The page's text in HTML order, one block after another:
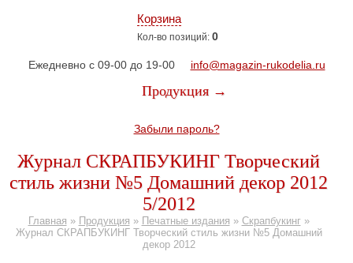
Корзина
Кол-во позиций: 0
Ежедневно с 09-00 до 19-00 info@magazin-rukodelia.ru
Продукция →
Забыли пароль?
Журнал СКРАПБУКИНГ Творческий
стиль жизни №5 Домашний декор 2012
5/2012
Главная » Продукция » Печатные издания » Скрапбукинг»
Журнал СКРАПБУКИНГ Творческий стиль жизни №5 Домашний
декор 2012